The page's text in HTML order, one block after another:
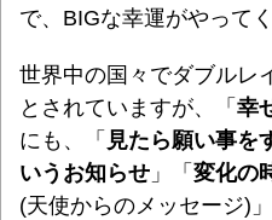
で、BIGな幸運がやって
世界中の国々でダブルレ
とされていますが、「 幸
にも、「 見たら願い事を
いうお知らせ 」「 変化の
(天使からのメッセージ)